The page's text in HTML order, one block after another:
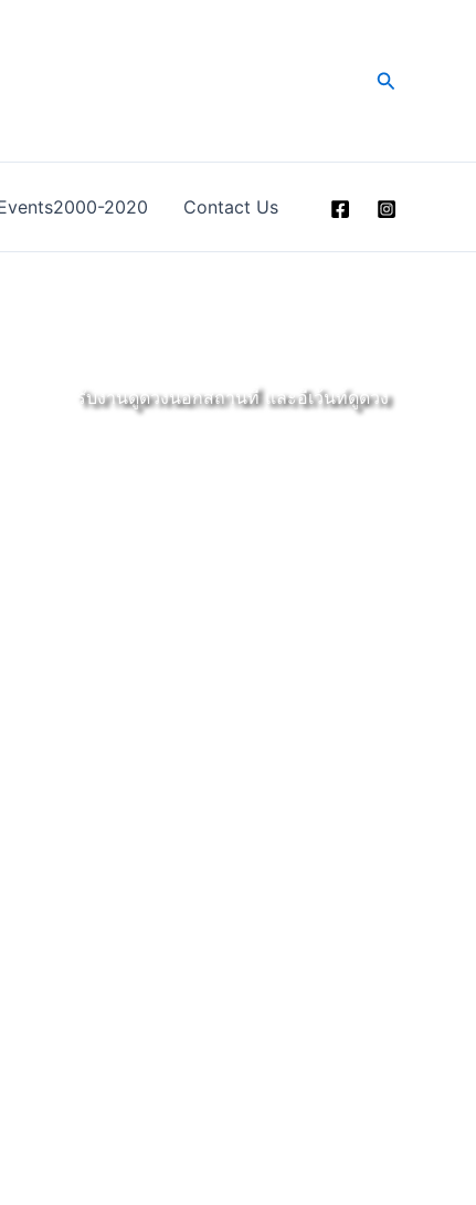
Search
2020 Contact Us
รับงานดูดวงนอกสถานที่ และอีเว้นท์ดูดวง